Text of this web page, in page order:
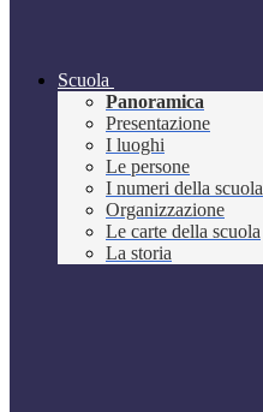
Scuola
Panoramica
Presentazione
I luoghi
Le persone
I numeri della scuola
Organizzazione
Le carte della scuola
La storia